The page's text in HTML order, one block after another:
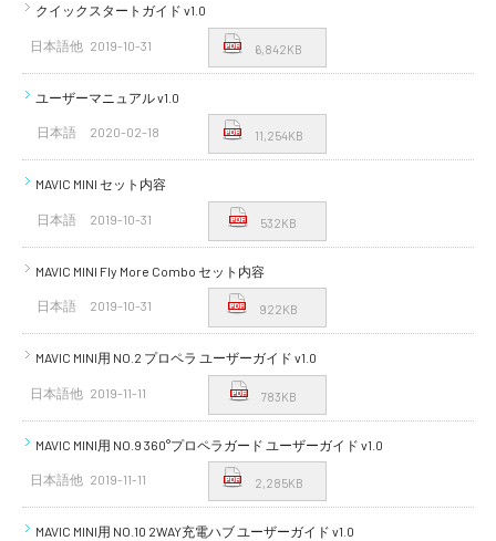
クイックスタートガイド v1.0
日本語他 2019-10-31 6,842KB
ユーザーマニュアル v1.0
日本語 2020-02-18 11,254KB
MAVIC MINI セット内容
日本語 2019-10-31 532KB
MAVIC MINI Fly More Combo セット内容
日本語 2019-10-31 922KB
MAVIC MINI用 NO.2 プロペラ ユーザーガイド v1.0
日本語他 2019-11-11 783KB
MAVIC MINI用 NO.9 360°プロペラガード ユーザーガイド v1.0
日本語他 2019-11-11 2,285KB
MAVIC MINI用 NO.10 2WAY充電ハブ ユーザーガイド v1.0